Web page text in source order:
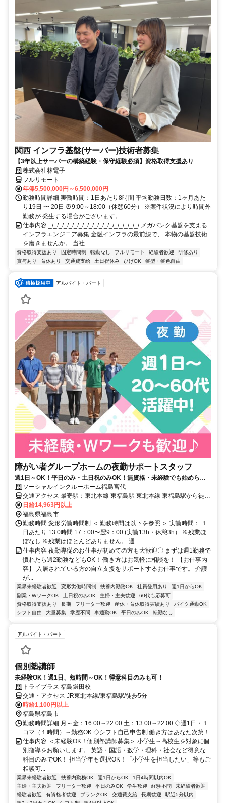
関西 インフラ基盤(サーバー)技術者募集
【3年以上サーバーの構築経験・保守経験必須】資格取得支援あり
株式会社林電子
フルリモート
年俸5,500,000円～6,500,000円
勤務時間詳細 実働時間：1日あたり8時間 平均勤務日数：1ヶ月あた
り19日 〜 20日 ⏰9:00～18:00（休憩60分） ※案件状況により時間外
勤務が 発生する場合がございます。
仕事内容 _/_/_/_/_/_/_/_/_/_/_/_/_/_/_/_/_/_/ メガバンク基盤を支える
インフラエンジニア募集 金融インフラの最前線で、 本物の基盤技術
を磨きませんか。 当社...
資格取得支援あり 固定時間制 転勤なし フルリモート 経験者歓迎
研修あり
賞与あり
育休あり 交通費支給 土日祝休み ひげOK 髪型・髪色自由
アルバイト・パート
障がい者グループホームの夜勤サポートスタッフ
週1日～OK！平日のみ・土日祝のみOK！無資格・未経験でも始められ
ます。目の前の人に喜んでいただくことに、一生懸命になれる仕事で
す。
ソーシャルインクルーホーム福島宮代
交通アクセス 最寄駅：東北本線 東福島駅 東北本線 東福島駅から徒歩
13分 阿武隈急行線 福嶋学院前駅から徒歩11分
日給14,963円以上
福島県福島市
勤務時間 変形労働時間制 ＜ 勤務時間は以下を参照 ＞ 実働時間： １
日あたり 13.0時間 17：00〜翌9：00 (実働13h・休憩3h） ※残業ほ
ぼなし ※残業はほとんどありません。 週...
仕事内容 夜勤専従のお仕事が初めての方も大歓迎〇 まずは週1勤務で
慣れたら週2勤務などもOK！ 働き方はお気軽に相談を！ 【お仕事内
容】 入居されている方の自立支援をサポートするお仕事です。 介護
が...
業界未経験者歓迎 変形労働時間制 扶養内勤務OK 社員登用あり
週1日からOK
副業・WワークOK
土日祝のみOK 主婦・主夫歓迎
60代も応募可
資格取得支援あり
長期 フリーター歓迎 産休・育休取得実績あり
バイク通勤OK
シフト自由
大量募集 学歴不問 車通勤OK 平日のみOK 転勤なし
アルバイト・パート
個別塾講師
未経験OK！週1日、短時間～OK！得意科目のみも可！
トライプラス 福島鎌田校
交通・アクセス JR東北本線/東福島駅/徒歩5分
時給1,100円以上
福島県福島市
勤務時間詳細 月～金：16:00～22:00 土：13:00～22:00 ◇週1日・１
コマ（１時間）～勤務OK ◇シフト自己申告制 働き方はあなた次第！
仕事内容 ＜未経験OK！個別塾講師募集＞ 小学生～高校生を対象に個
別指導をお願いします。 英語・国語・数学・理科・社会など得意な
科目のみでOK！ 担当学年も選択OK！「小学生を担当したい」等もご
相談可...
業界未経験者歓迎 扶養内勤務OK 週1日からOK
1日4時間以内OK
主婦・主夫歓迎
フリーター歓迎 平日のみOK 学生歓迎 経験不問
未経験者歓迎
経験者歓迎
有資格者歓迎 ブランクOK 交通費支給 長期歓迎
駅近5分以内